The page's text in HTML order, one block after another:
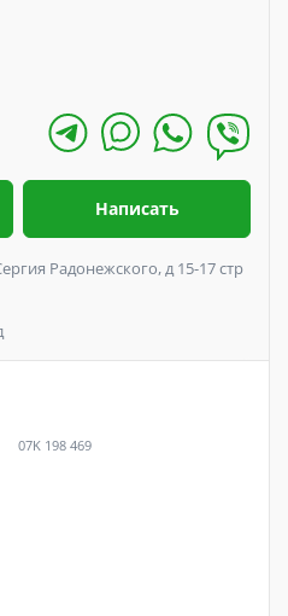
Написать
Радонежского, д 15-17 стр
07K 198 469